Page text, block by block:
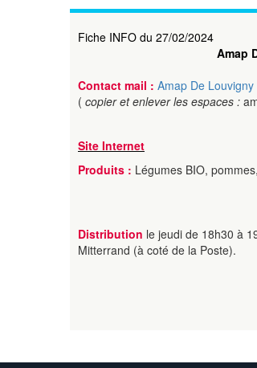
Fiche INFO du 27/02/2024
Amap
Contact mail : Amap De Louvigny
( copier et enlever les espaces :
Site Internet
Produits : Légumes BIO,
Distribution le jeudi de 18h30 à
Mitterrand (à coté de la Poste).